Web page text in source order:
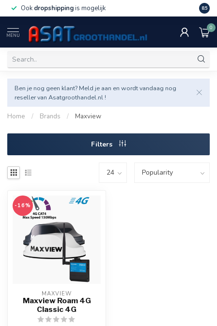
Ook dropshippingis mogelijk Veel
8.5
MENU
0
Ben je nog geen klant? Meld je aan en wordt vandaag nog
reseller van Asatgroothandel.nl !
Home / Brands / Maxview
Filters
-16%
MAXVIEW
Maxview Roam 4G
Classic 4G